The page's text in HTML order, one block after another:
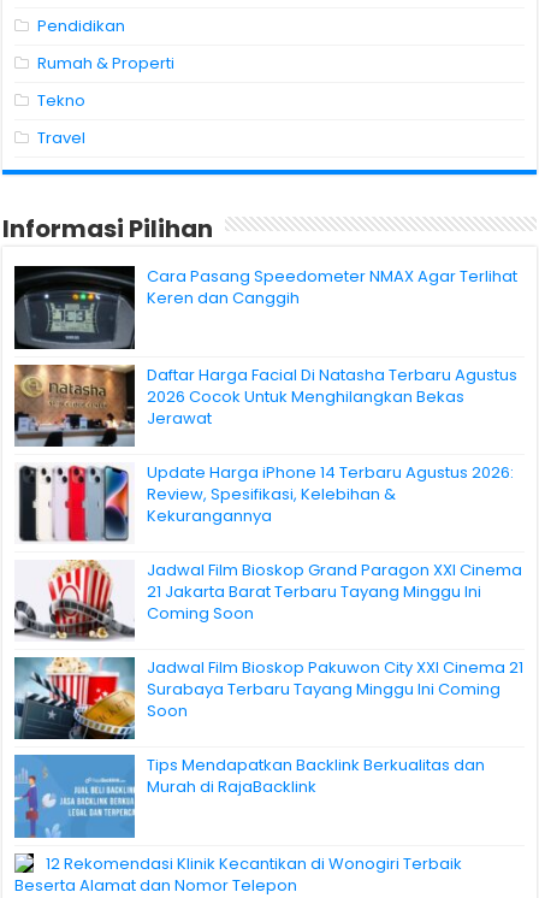
Pendidikan
Rumah & Properti
Tekno
Travel
Informasi Pilihan
Cara Pasang Speedometer NMAX Agar Terlihat
Keren dan Canggih
Daftar Harga Facial Di Natasha Terbaru Agustus
2026 Cocok Untuk Menghilangkan Bekas
Jerawat
Update Harga iPhone 14 Terbaru Agustus 2026:
Review, Spesifikasi, Kelebihan &
Kekurangannya
Jadwal Film Bioskop Grand Paragon XXI Cinema
21 Jakarta Barat Terbaru Tayang Minggu Ini
Coming Soon
Jadwal Film Bioskop Pakuwon City XXI Cinema 21
Surabaya Terbaru Tayang Minggu Ini Coming
Soon
Tips Mendapatkan Backlink Berkualitas dan
Murah di RajaBacklink
12 Rekomendasi Klinik Kecantikan di Wonogiri Terbaik
Beserta Alamat dan Nomor Telepon